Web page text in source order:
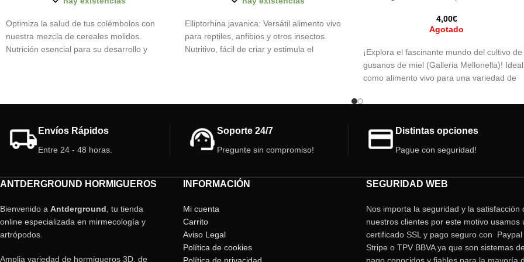
Optimiza la salud de tus colémbolos con
nuestra mezcla de cereales molidos.
Nutrición esencial para su desarrollo y
Elliptorhina javanica: Versátil alimento vivo
para reptiles, anfibios y otros insectos.
Nutritivo, fácil de criar y estimula el
4,00€
Agotado
¡Explora el fascinante mundo del cultivo de
gusanos de miel (Galleria Mellonella)! Ideal
como alimento vivo para una variedad de
Descubre distintos tamaños y un entorno
pasión por la naturaleza crezca!
Envíos Rápidos
Entre 24 - 48 horas.
Soporte 24/7
Pregunte sin compromiso!
Distintas opciones
Pague con seguridad!
ANTDERGROUND HORMIGUEROS
Bienvenido a Antderground , tu tienda
online especializada en mirmecología y
artrópodos.
Amplia variedad de hormigueros 3D, de
INFORMACIÓN
Mi cuenta
Carrito
Aviso Legal
Política de cookies
SEGURIDAD WEB
Nos importa la seguridad y la satisfacción
nuestros clientes por este motivo usamos
certificado SSL y pago seguro con Paypal ,
Stripe o TPV BBVA ya que son sistemas